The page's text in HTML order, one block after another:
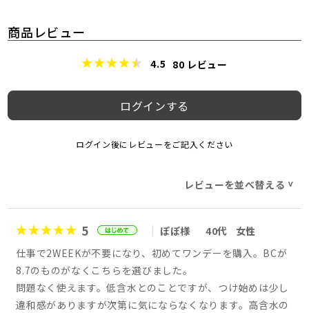
商品レビュー
4.5 80 レビュー
ログインする
ログイン後にレビューをご記入ください
レビューを並べ替える>
5 ぽぽ様 40代
女性
仕事で2WEEKが不要になり、初めてワンデーを購入。BCが
8.7のものがなくこちらを選びました。
問題なく使えます。低含水とのことですが、つけ始めは少し
違和感がありますが次第に気にならなくなります。高含水の